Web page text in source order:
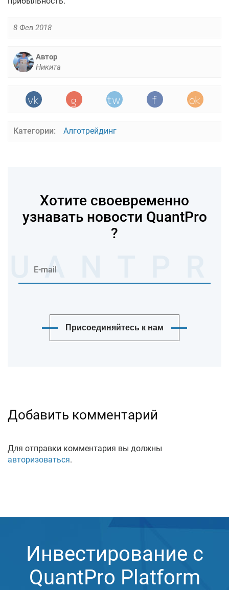
8 Фев 2018
Автор
Никита
Категории: Алготрейдинг
Хотите своевременно
узнавать новости QuantPro
?
Присоединяйтесь к нам
Добавить комментарий
Для отправки комментария вы должны
авторизоваться.
Инвестирование с
QuantPro Platform